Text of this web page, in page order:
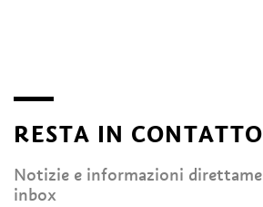
RESTA IN
Notizie e informazioni
inbox